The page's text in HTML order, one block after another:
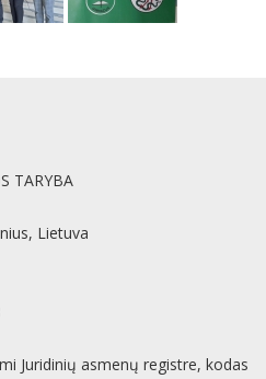
TARYBA
Lietuva
Juridinių asmenų registre, kodas